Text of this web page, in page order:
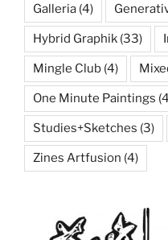
Galleria (4)
Hybrid Graphik (33)
Mingle Club (4)
One Minute Paintings
Studies+Sketches (3)
Zines Artfusion (4)